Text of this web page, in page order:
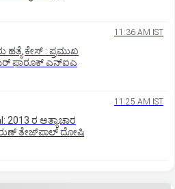
11:36 AM IST
ಹತ್ಯೆ ಕೇಸ್ : ಪ್ರಮುಖ
ಫಾರೂಕ್ ಎನ್‌ಐಎ
11:25 AM IST
2013 ರ ಅತ್ಯಾಚಾರ
ತೇಜ್‌ಪಾಲ್ ದೋಷಿ